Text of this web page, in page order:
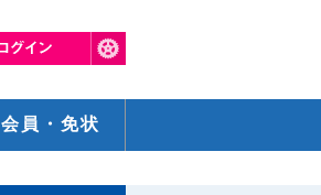
会員・免状